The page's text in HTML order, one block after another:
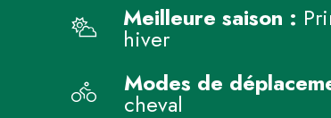
Meilleure saison :
hiver
Modes de
cheval